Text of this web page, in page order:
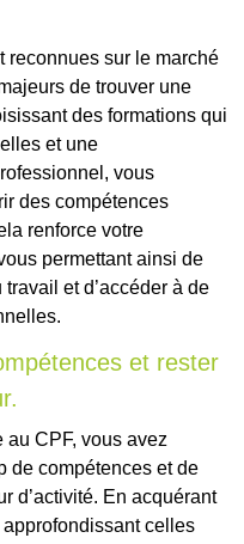
reconnues sur le marché
de trouver une
des formations qui
et une
vous
des compétences
renforce votre
permettant ainsi de
et d’accéder à de
et rester
au CPF, vous avez
de compétences et de
d’activité. En acquérant
celles